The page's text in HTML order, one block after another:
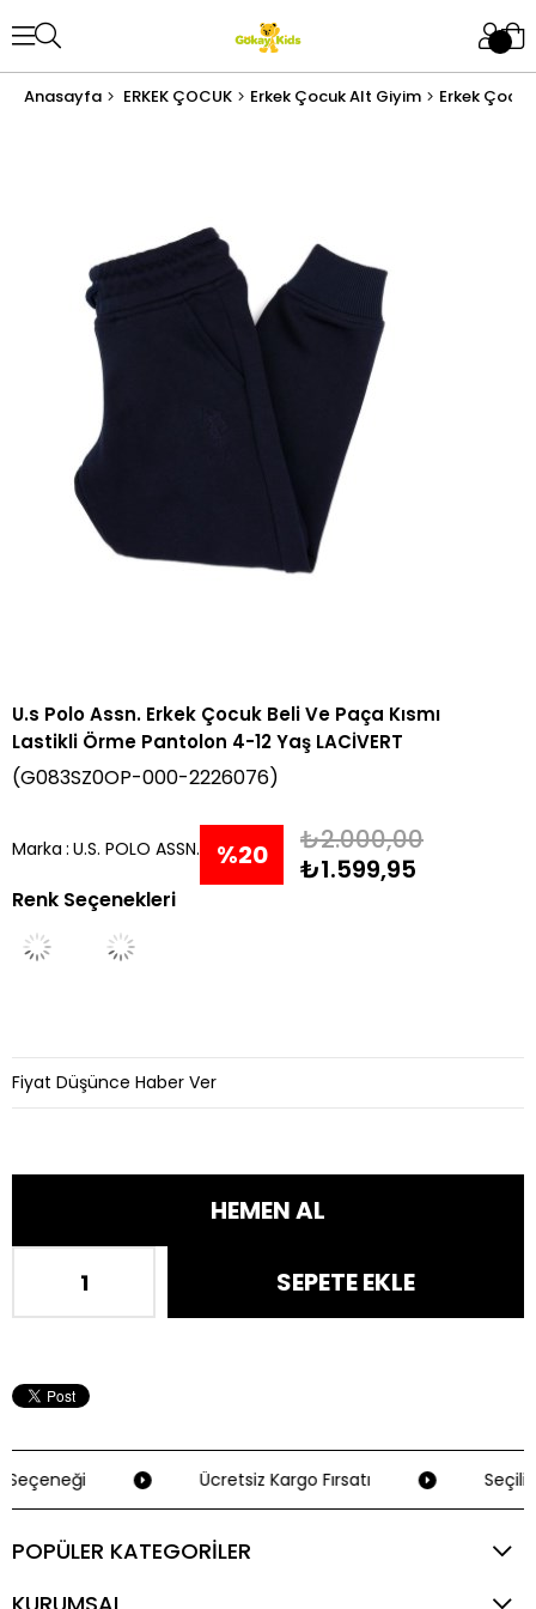
Anasayfa ERKEK ÇOCUK Erkek Çocuk Alt Giyim Erkek
U.s Polo Assn. Erkek Çocuk Beli Ve Paça Kısmı
Lastikli Örme Pantolon 4-12 Yaş LACİVERT
(G083SZ0OP-000-2226076)
Marka : U.S. POLO ASSN. %20
₺2.000,00
₺1.599,95
Renk Seçenekleri
Fiyat Düşünce Haber Ver
Seçeneği Ücretsiz Kargo Fırsatı Seçili
POPÜLER KATEGORİLER